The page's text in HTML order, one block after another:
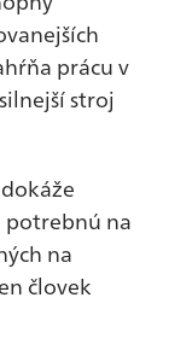
prácu v
stroj
potrebnú na
na
človek